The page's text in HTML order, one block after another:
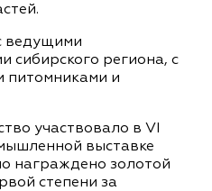
ведущими
сибирского региона, с
питомниками и
участвовало в VI
выставке
награждено золотой
степени за